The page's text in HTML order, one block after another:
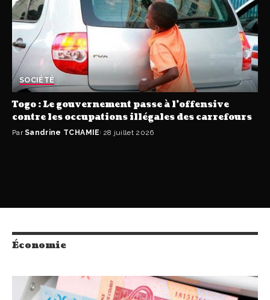
SOCIÉTÉ
Togo : Le gouvernement passe à l’offensive
contre les occupations illégales des carrefours
Par Sandrine TCHAMIE 28 juillet 2026
Économie